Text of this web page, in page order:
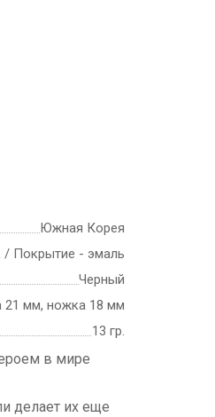
Южная Корея
/ Покрытие - эмаль
Черный
мм, ножка 18 мм
13 гр.
в мире
делает их еще